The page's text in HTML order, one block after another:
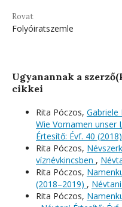
Rovat
Folyóiratszemle
Ugyanannak a
cikkei
Rita Póczos, Gabriele
Wie Vornamen unser
Értesítő: Évf. 40 (2018)
Rita Póczos,
víznévkincsben ,
Rita Póczos,
(2018–2019) ,
Rita Póczos,